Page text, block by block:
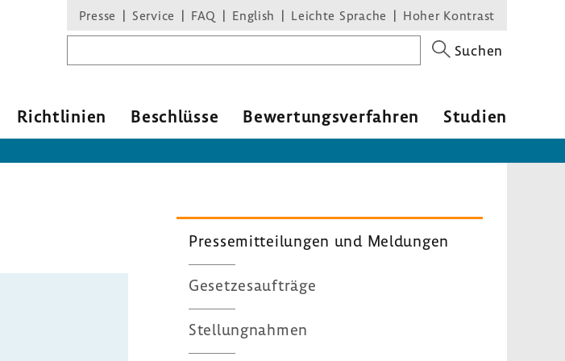
Presse Service FAQ English Leichte Sprache Hoher Kontrast
Suchen
Richt­li­nien Beschlüsse Bewer­tungs­ver­fahren Studien
Pres­se­mit­tei­lungen und Meldungen
Geset­zes­auf­träge
Stel­lung­nahmen